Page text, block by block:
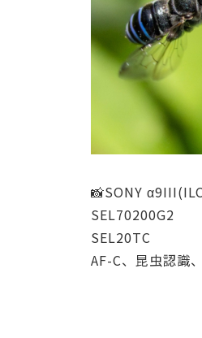
📸SONY
SEL70200G2
SEL20TC
AF-C、昆虫認識